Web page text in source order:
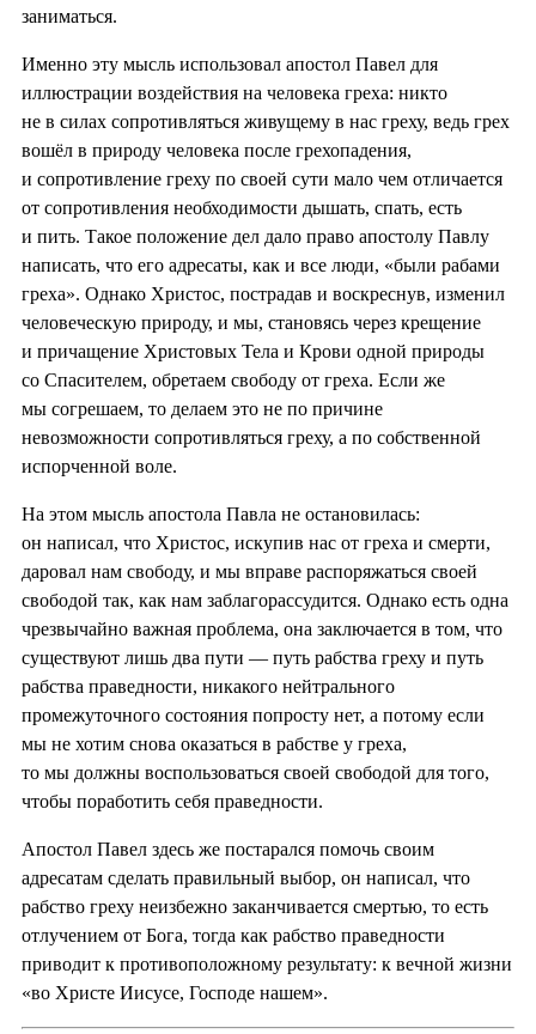
заниматься.
Именно эту мысль использовал апостол Павел для
иллюстрации воздействия на человека греха: никто
не в силах сопротивляться живущему в нас греху, ведь грех
вошёл в природу человека после грехопадения,
и сопротивление греху по своей сути мало чем отличается
от сопротивления необходимости дышать, спать, есть
и пить. Такое положение дел дало право апостолу Павлу
написать, что его адресаты, как и все люди, «были рабами
греха». Однако Христос, пострадав и воскреснув, изменил
человеческую природу, и мы, становясь через крещение
и причащение Христовых Тела и Крови одной природы
со Спасителем, обретаем свободу от греха. Если же
мы согрешаем, то делаем это не по причине
невозможности сопротивляться греху, а по собственной
испорченной воле.
На этом мысль апостола Павла не остановилась:
он написал, что Христос, искупив нас от греха и смерти,
даровал нам свободу, и мы вправе распоряжаться своей
свободой так, как нам заблагорассудится. Однако есть одна
чрезвычайно важная проблема, она заключается в том, что
существуют лишь два пути — путь рабства греху и путь
рабства праведности, никакого нейтрального
промежуточного состояния попросту нет, а потому если
мы не хотим снова оказаться в рабстве у греха,
то мы должны воспользоваться своей свободой для того,
чтобы поработить себя праведности.
Апостол Павел здесь же постарался помочь своим
адресатам сделать правильный выбор, он написал, что
рабство греху неизбежно заканчивается смертью, то есть
отлучением от Бога, тогда как рабство праведности
приводит к противоположному результату: к вечной жизни
«во Христе Иисусе, Господе нашем».